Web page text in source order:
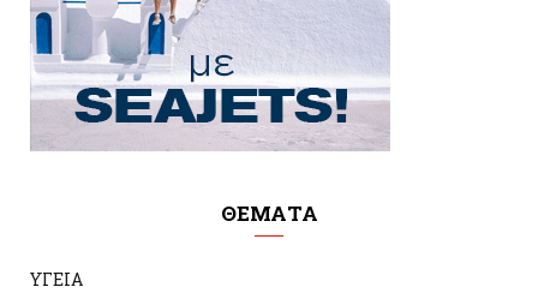
ΘΕΜΑΤΑ
ΥΓΕΙΑ